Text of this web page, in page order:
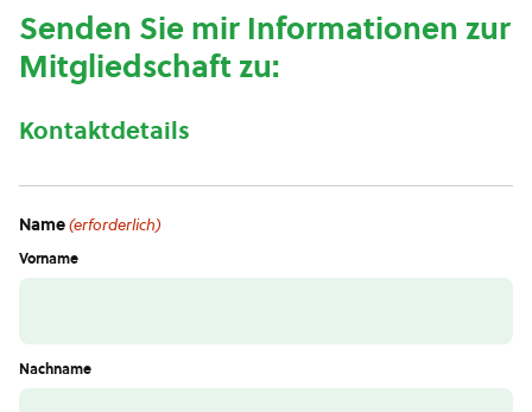
Senden Sie mir Informationen zur
Mitgliedschaft zu:
Kontaktdetails
Name(erforderlich)
Vorname
Nachname